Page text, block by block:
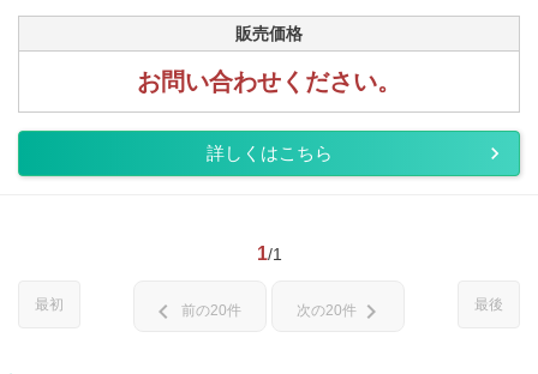
販売価格
お問い合わせください。
詳しくはこちら
1/1
最初 最後
chevron_left 前の20件 次の20件 chevron_right